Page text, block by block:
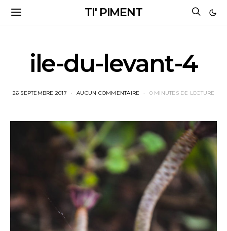
TI' PIMENT
ile-du-levant-4
26 SEPTEMBRE 2017 AUCUN COMMENTAIRE 0 MINUTES DE LECTURE